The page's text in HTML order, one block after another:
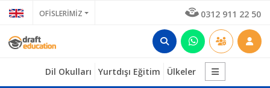
OFİSLERİMİZ 0312 911 22 50
Dil Okulları Yurtdışı Eğitim Ülkeler